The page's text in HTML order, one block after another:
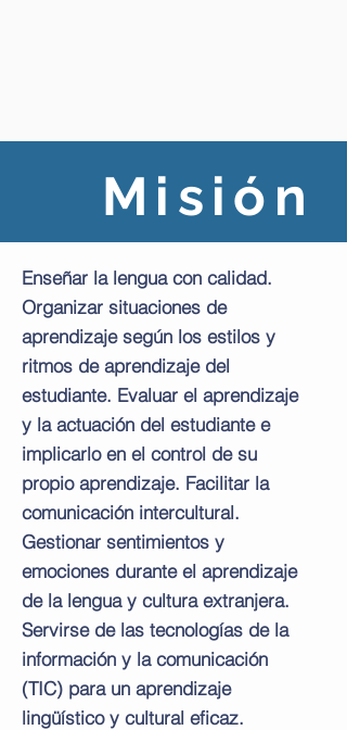
Misión
Enseñar la lengua con calidad.
Organizar situaciones de
aprendizaje según los estilos y
ritmos de aprendizaje del
estudiante. Evaluar el aprendizaje
y la actuación del estudiante e
implicarlo en el control de su
propio aprendizaje. Facilitar la
comunicación intercultural.
Gestionar sentimientos y
emociones durante el aprendizaje
de la lengua y cultura extranjera.
Servirse de las tecnologías de la
información y la comunicación
(TIC) para un aprendizaje
lingüístico y cultural eficaz.